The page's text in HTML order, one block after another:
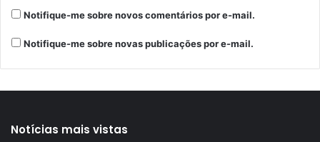
Notifique-me sobre novos comentários por e-mail.
Notifique-me sobre novas publicações por e-mail.
Notícias mais vistas